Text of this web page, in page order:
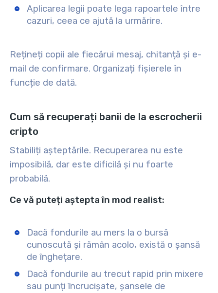
Aplicarea legii poate lega rapoartele între
cazuri, ceea ce ajută la urmărire.
Rețineți copii ale fiecărui mesaj, chitanță și e-
mail de confirmare. Organizați fișierele în
funcție de dată.
Cum să recuperați banii de la escrocherii
cripto
Stabiliți așteptările. Recuperarea nu este
imposibilă, dar este dificilă și nu foarte
probabilă.
Ce vă puteți aștepta în mod realist:
Dacă fondurile au mers la o bursă
cunoscută și rămân acolo, există o șansă
de înghețare.
Dacă fondurile au trecut rapid prin mixere
sau punți încrucișate, șansele de